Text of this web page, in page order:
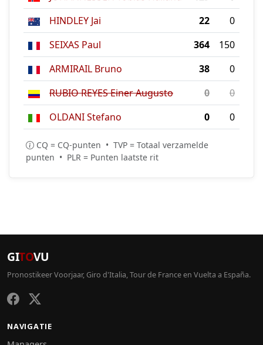
HINDLEY Jai
22
0
SEIXAS Paul
364
150
ARMIRAIL Bruno
38
0
RUBIO REYES Einer Augusto
0
0
OLDANI Stefano
0 0
CQ = CQ-punten • TVP = Totaal verzamelde
punten • PLR = Punten laatste rit
GITOVU
Pronostikeer Voorjaar, Giro d'Italia, Tour de France en Vuelta a España.
NAVIGATIE